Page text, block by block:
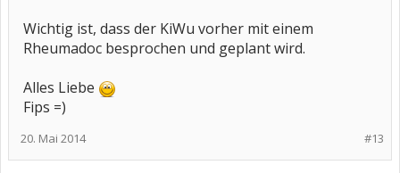
Wichtig ist, dass der KiWu vorher mit einem
Rheumadoc besprochen und geplant wird.
Alles Liebe
Fips =)
#13
20. Mai 2014